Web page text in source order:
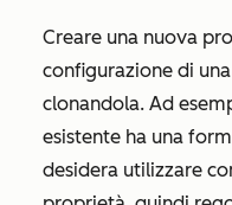
Creare una nuova
configurazione di
clonandola. Ad
esistente ha una
desidera utilizzare